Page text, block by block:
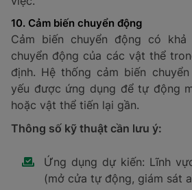
Ví dụ: Trong ngành sản xuất bao
điện được dùng để kiểm tra sự
trên băng chuyền hoặc phát
đảm bảo sản phẩm đạt tiêu chuẩn
9. Cảm biến hạt
Cảm biến hạt có khả năng phát
khí, cung cấp tín hiệu cho thiết bị
độ bụi vượt quá mức cho phép.
cần lưu ý bao gồm: